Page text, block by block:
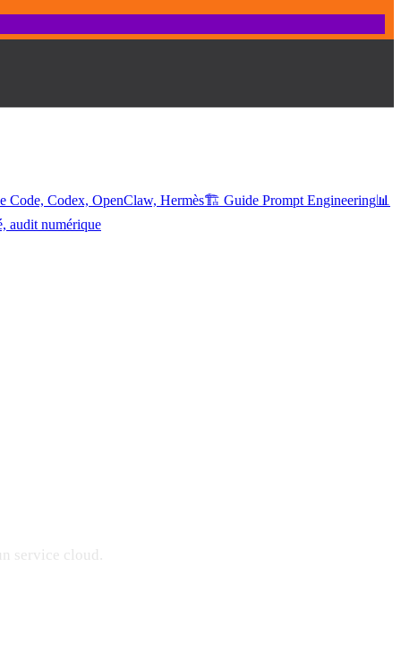
Code, Codex, OpenClaw, Hermès🏗️ Guide Prompt Engineering📊
audit numérique
service cloud.